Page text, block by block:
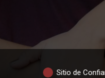
Sitio de